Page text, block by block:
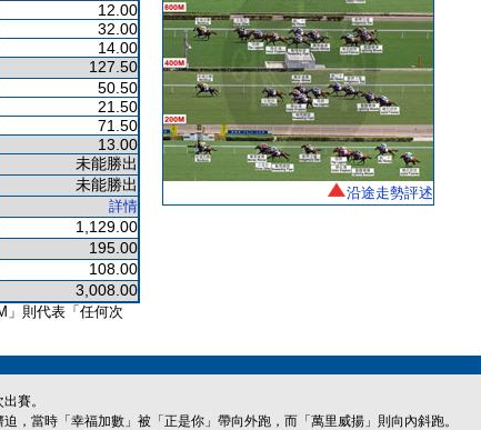
12.00
32.00
14.00
127.50
50.50
21.50
71.50
13.00
未能勝出
未能勝出
詳情
1,129.00
195.00
108.00
3,008.00
」則代表「任何次
沿途走勢評述
賽。
，當時「幸福加數」被「正是你」帶向外跑，而「萬里威揚」則向內斜跑。